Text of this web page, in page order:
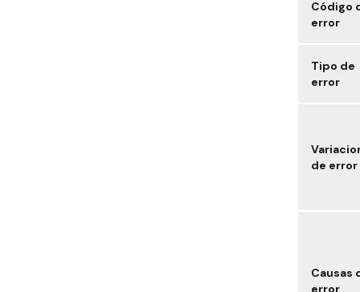
Código
error
Tipo de
error
de error
Causas
error